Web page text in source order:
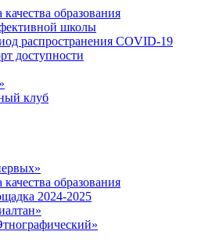
образования
школы
распространения COVID-19
доступности
клуб
образования
2024-2025